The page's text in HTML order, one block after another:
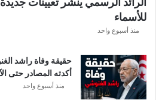
ق
ر
د
و
ر
ي
للأسماء
منذ أسبوع واحد
حقيقة وفاة راشد
أكدته المصادر حتى
منذ أسبوع واحد